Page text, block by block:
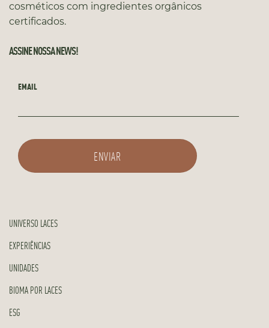
cosméticos com ingredientes orgânicos
certificados.
ASSINE NOSSA NEWS!
EMAIL
UNIVERSO LACES
EXPERIÊNCIAS
UNIDADES
BIOMA POR LACES
ESG